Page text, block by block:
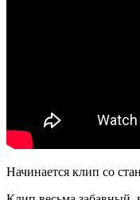
Начинается клип со